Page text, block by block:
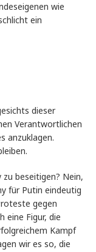
wie
ein
dieser
Verantwortlichen
anzuklagen.
beseitigen? Nein,
für Putin eindeutig
gegen
eine Figur, die
Kampf
wir es so, die